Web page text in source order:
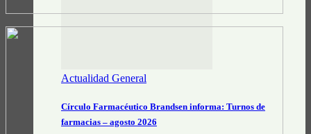
Actualidad General
Círculo Farmacéutico Brandsen informa: Turnos de
farmacias – agosto 2026